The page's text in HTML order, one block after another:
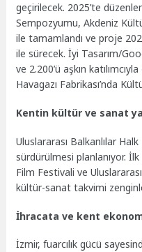
geçirilecek. 2025’te
Sempozyumu, Akdeniz
ile tamamlandı ve proje
ile sürecek. İyi Tasarım/
ve 2.200’ü aşkın
Havagazı Fabrikası’nda
Kentin kültür ve sanat
Uluslararası Balkanlılar
sürdürülmesi planlanıyor.
Film Festivali ve
kültür-sanat takvimi
İhracata ve kent
İzmir, fuarcılık gücü